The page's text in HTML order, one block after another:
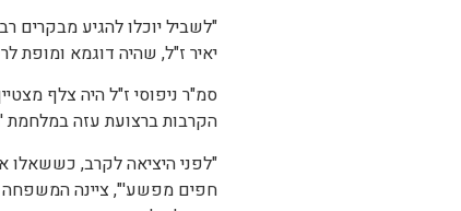
"לשביל יוכלו להגיע מבקרים
יאיר ז"ל, שהיה דוגמא ומופת
הקרבות ברצועת עזה במלחמת
"לפני היציאה לקרב, כששאלו
חפים מפשע'", ציינה המשפחה